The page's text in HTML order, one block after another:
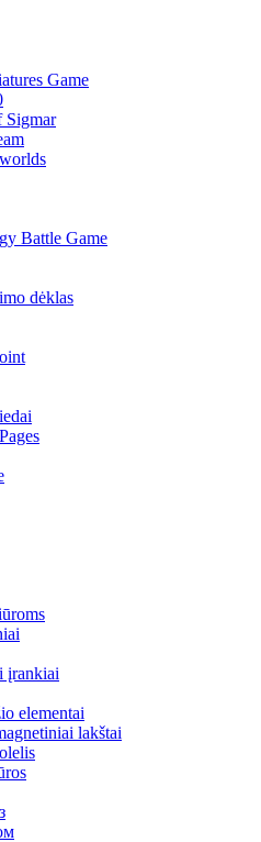
Game
Sigmar
Battle Game
dėklas
įrankiai
elementai
lakštai